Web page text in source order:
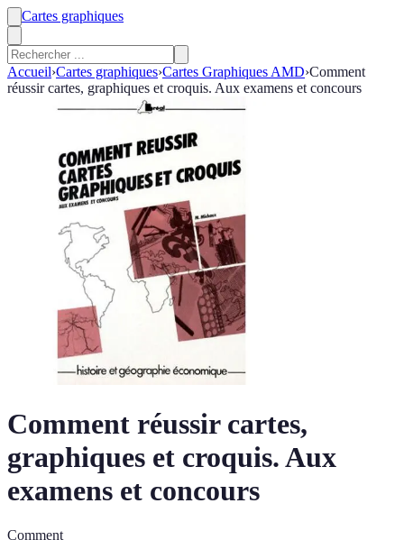
Cartes graphiques
Accueil›Cartes graphiques›Cartes Graphiques AMD›Comment
réussir cartes, graphiques et croquis. Aux examens et concours
Comment réussir cartes,
graphiques et croquis. Aux
examens et concours
Comment